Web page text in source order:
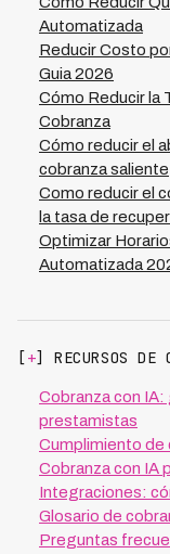
cobranza, tu
complejos de
alcanzando tasas
inversión en
Automatizada
Reducir Costo
Guia 2026
Cómo Reducir la
Cobranza
Cómo reducir el
cobranza saliente
Como reducir el
la tasa de
Optimizar
Automatizada
[+] RECURSOS DE
Cobranza con
prestamistas
Cumplimiento de
Cobranza con IA
Integraciones:
Glosario de
Preguntas